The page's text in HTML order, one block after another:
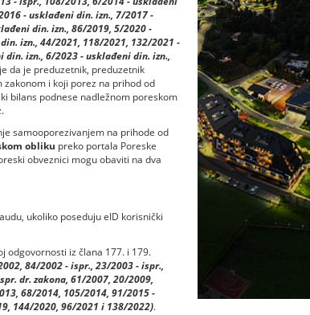
- usklađeni din. izn., 7/2017 -
din. izn., 86/2019, 5/2020 -
izn., 44/2021, 118/2021, 132/2021 -
izn., 6/2023 - usklađeni din. izn.,
da je preduzetnik, preduzetnik
i koji porez na prihod od
bilans podnese nadležnom poreskom
samooporezivanjem na prihode od
obliku preko portala Poreske
obveznici mogu obaviti na dva
ukoliko poseduju eID korisnički
odgovornosti iz člana 177. i 179.
84/2002 - ispr., 23/2003 - ispr.,
dr. zakona, 61/2007, 20/2009,
68/2014, 105/2014, 91/2015 -
144/2020, 96/2021 i 138/2022).